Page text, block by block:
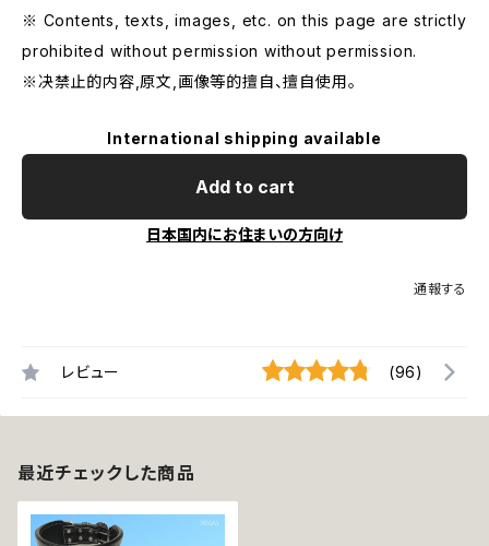
※ Contents, texts, images, etc. on this page are strictly
prohibited without permission without permission.
※决禁止的内容,原文,画像等的擅自、擅自使用。
International shipping available
Add to cart
日本国内にお住まいの方向け
通報する
レビュー (96)
最近チェックした商品